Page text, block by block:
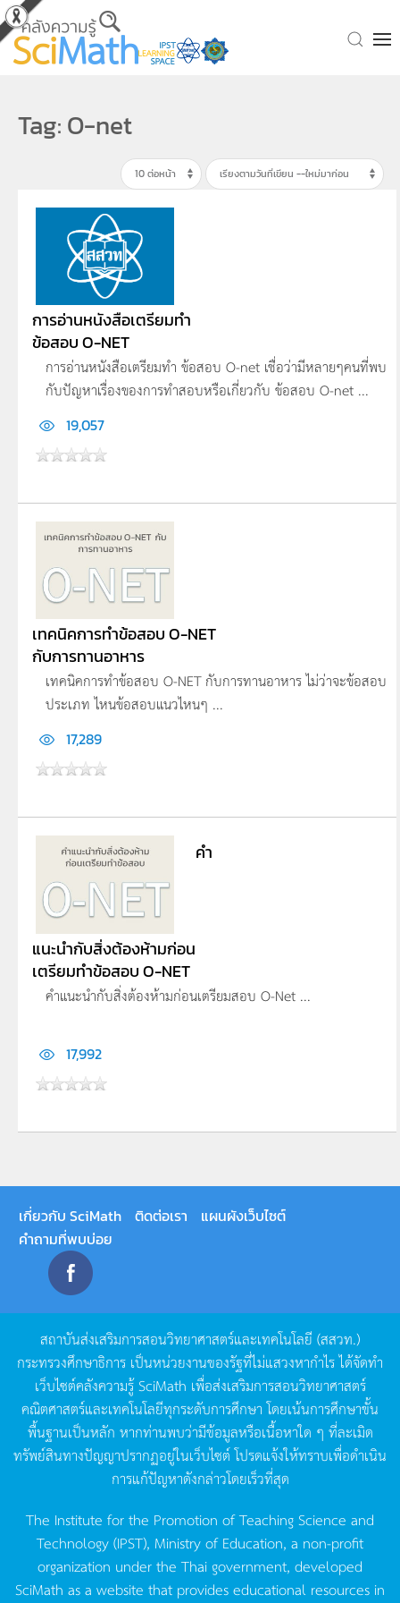
Skip to main content
Tag: O-net
การอ่านหนังสือเตรียมทำ
ข้อสอบ O-NET
การอ่านหนังสือเตรียมทำ ข้อสอบ O-net เชื่อว่ามีหลายๆคนที่พบ
กับปัญหาเรื่องของการทำสอบหรือเกี่ยวกับ ข้อสอบ O-net ...
19,057
เทคนิคการทำข้อสอบ O-NET
กับการทานอาหาร
เทคนิคการทำข้อสอบ O-NET กับการทานอาหาร ไม่ว่าจะข้อสอบ
ประเภท ไหนข้อสอบแนวไหนๆ ...
17,289
คำ
แนะนำกับสิ่งต้องห้ามก่อน
เตรียมทำข้อสอบ O-NET
คำแนะนำกับสิ่งต้องห้ามก่อนเตรียมสอบ O-Net ...
17,992
เกี่ยวกับ SciMath ติดต่อเรา
แผนผังเว็บไซต์
คำถามที่พบบ่อย
สถาบันส่งเสริมการสอนวิทยาศาสตร์และเทคโนโลยี (สสวท.)
กระทรวงศึกษาธิการ เป็นหน่วยงานของรัฐที่ไม่แสวงหากำไรได้จัดทำ
เว็บไซต์คลังความรู้SciMath เพื่อส่งเสริมการสอนวิทยาศาสตร์
คณิตศาสตร์และเทคโนโลยีทุกระดับการศึกษา โดยเน้นการศึกษาขั้น
พื้นฐานเป็นหลัก หากท่านพบว่ามีข้อมูลหรือเนื้อหาใด ๆ ที่ละเมิด
ทรัพย์สินทางปัญญาปรากฏอยู่ในเว็บไซต์โปรดแจ้งให้ทราบเพื่อดำเนิน
การแก้ปัญหาดังกล่าวโดยเร็วที่สุด
The Institute for the Promotion of Teaching Science and
Technology (IPST), Ministry of Education, a non-profit
organization under the Thai government, developed
SciMath as a website that provides educational resources in